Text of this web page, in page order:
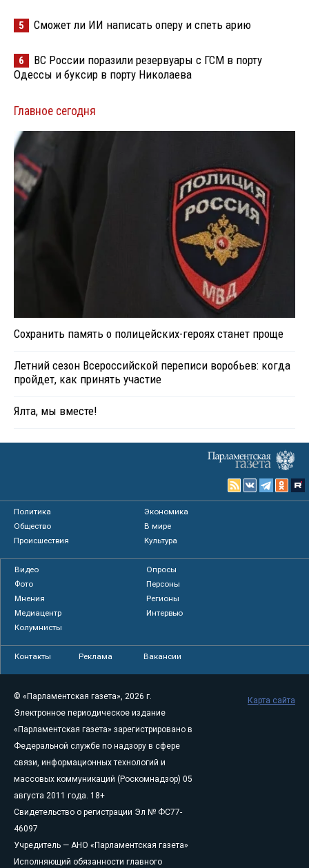
5 Сможет ли ИИ написать оперу и спеть арию
6
ВС России поразили резервуары с ГСМ в порту
Одессы и буксир в порту Николаева
Главное сегодня
Сохранить память о полицейских-героях станет проще
Летний сезон Всероссийской переписи воробьев: когда
пройдет, как принять участие
Ялта, мы вместе!
Политика
Экономика
Общество
В мире
Происшествия
Культура
Видео
Опросы
Фото
Персоны
Мнения
Регионы
Медиацентр
Интервью
Колумнисты
Контакты Реклама Вакансии
© «Парламентская газета», 2026 г.
Электронное периодическое издание
«Парламентская газета» зарегистрировано в
Федеральной службе по надзору в сфере
связи, информационных технологий и
массовых коммуникаций (Роскомнадзор) 05
августа 2011 года. 18+
Свидетельство о регистрации Эл № ФС77-
46097
Учредитель — АНО «Парламентская газета»
Исполняющий обязанности главного
Карта сайта